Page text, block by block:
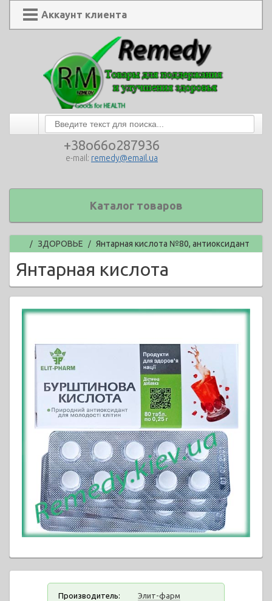
Аккаунт клиента
+38o66o287936
e-mail: remedy@email.ua
Каталог товаров
Главная
/ ЗДОРОВЬЕ / Янтарная кислота №80, антиоксидант
Янтарная кислота
Производитель:
Элит-фарм